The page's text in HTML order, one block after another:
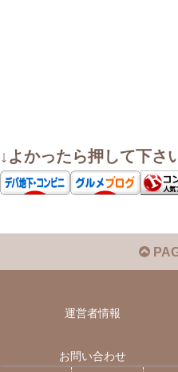
↓よかったら押して下さ
運営者情報
お問い合わせ